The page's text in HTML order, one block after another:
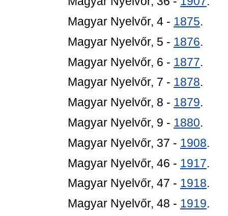
Magyar Nyelvőr, 4 - 1875.
Magyar Nyelvőr, 5 - 1876.
Magyar Nyelvőr, 6 - 1877.
Magyar Nyelvőr, 7 - 1878.
Magyar Nyelvőr, 8 - 1879.
Magyar Nyelvőr, 9 - 1880.
Magyar Nyelvőr, 37 - 1908.
Magyar Nyelvőr, 46 - 1917.
Magyar Nyelvőr, 47 - 1918.
Magyar Nyelvőr, 48 - 1919.